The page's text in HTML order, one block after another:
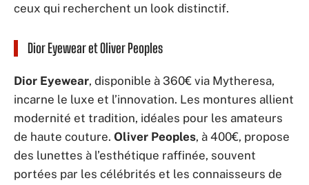
ceux qui recherchent un look distinctif.
Dior Eyewear et Oliver Peoples
Dior Eyewear, disponible à 360€ via Mytheresa,
incarne le luxe et l’innovation. Les montures allient
modernité et tradition, idéales pour les amateurs
de haute couture. Oliver Peoples, à 400€, propose
des lunettes à l’esthétique raffinée, souvent
portées par les célébrités et les connaisseurs de